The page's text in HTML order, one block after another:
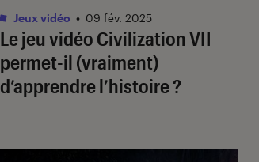
Le jeu vidéo Civilization VII
permet-il (vraiment)
d’apprendre l’histoire ?
Jeux vidéo • 09 fév. 2025